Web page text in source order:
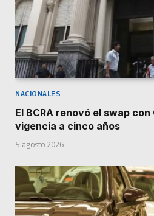
NACIONALES
El BCRA renovó el swap
vigencia a cinco años
5 agosto 2026